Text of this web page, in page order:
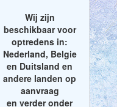
Wij zijn
beschikbaar voor
optredens in:
Nederland, Belgie
en Duitsland en
andere landen op
aanvraag
en verder onder